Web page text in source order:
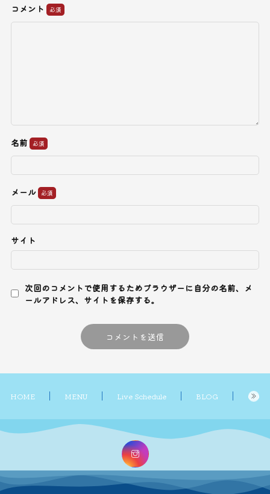
コメント
名前
メール
サイト
次回のコメントで使用するためブラウザーに自分の名前、メ
ールアドレス、サイトを保存する。
HOME MENU Live Schedule BLOG